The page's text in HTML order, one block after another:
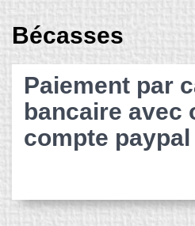
Bécasses
Paiement par
bancaire avec
compte paypal